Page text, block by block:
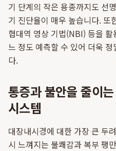
기 단계의 작은 용종까지도 선
기 진단율이 매우 높습니다. 또
협대역 영상 기법(NBI) 등을
느 정도 예측할 수 있어 더욱
다.
통증과 불안을 줄이
시스템
대장내시경에 대한 가장 큰 두
시 느껴지는 불쾌감과 복부 팽